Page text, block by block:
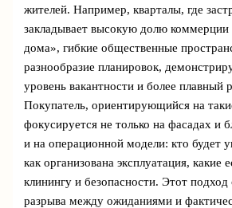
жителей. Например, кварталы, где
закладывает высокую долю
дома», гибкие общественные
разнообразие планировок,
уровень вакантности и более плавный
Покупатель, ориентирующийся на
фокусируется не только на фасадах и
и на операционной модели: кто будет
как организована эксплуатация, какие
клинингу и безопасности. Этот подход
разрыва между ожиданиями и